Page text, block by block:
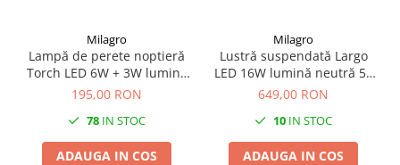
Milagro
Lampă de perete noptieră
Torch LED 6W + 3W lumină
neutră 55 cm negru
195,00 RON
78 IN STOC
ADAUGA IN COS
Milagro
Lustră suspendată Largo
LED 16W lumină neutră 50
cm auriu
649,00 RON
10 IN STOC
ADAUGA IN COS